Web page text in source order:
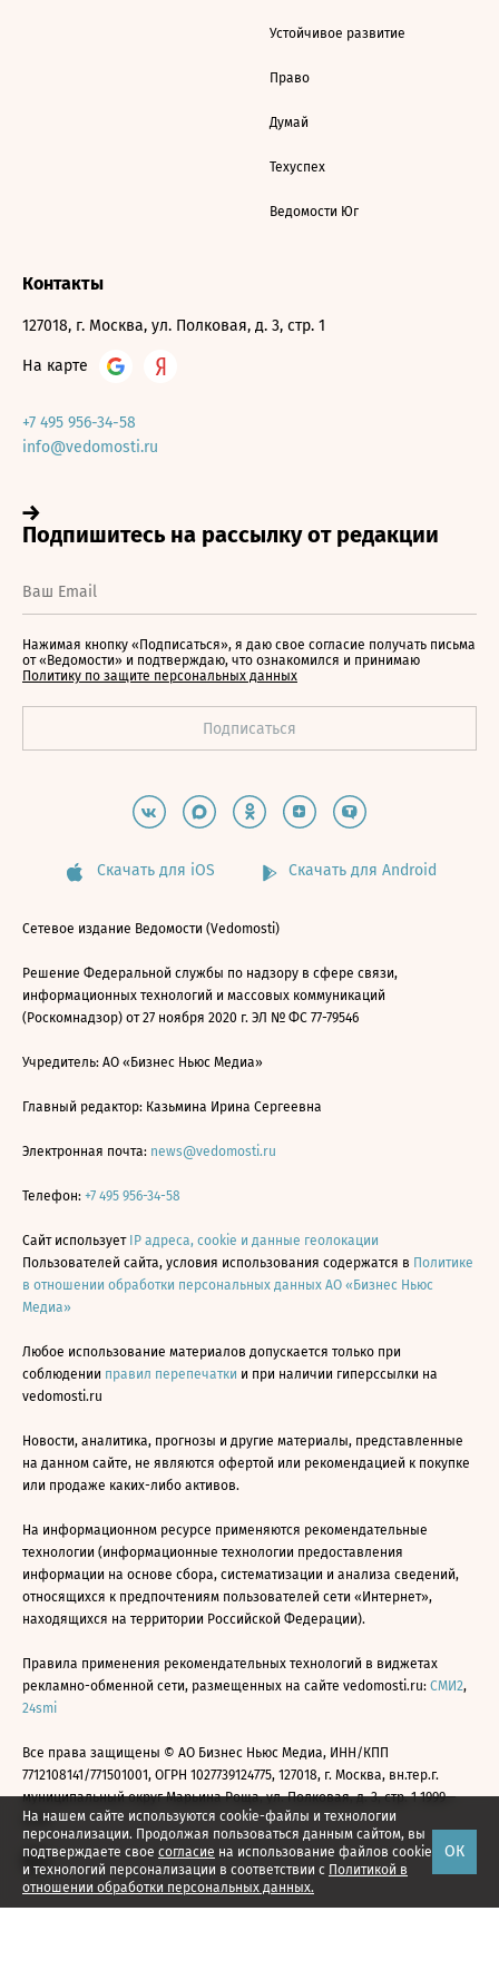
На нашем сайте используются cookie-файлы и технологии
персонализации. Продолжая пользоваться данным сайтом, вы
подтверждаете свое согласие на использование файлов cookie
и технологий персонализации в соответствии с Политикой в
отношении обработки персональных данных.
ОК
Устойчивое развитие
Право
Думай
Техуспех
Ведомости Юг
Контакты
127018, г. Москва, ул. Полковая, д. 3, стр. 1
На карте
+7 495 956-34-58
info@vedomosti.ru
Нажимая кнопку «Подписаться», я даю свое согласие получать письма
от «Ведомости» и подтверждаю, что ознакомился и принимаю
Политику по защите персональных данных
Скачать для iOS Скачать для Android
Сетевое издание Ведомости (Vedomosti)
Решение Федеральной службы по надзору в сфере связи,
информационных технологий и массовых коммуникаций
(Роскомнадзор) от 27 ноября 2020 г. ЭЛ № ФС 77-79546
Учредитель: АО «Бизнес Ньюс Медиа»
Главный редактор: Казьмина Ирина Сергеевна
Электронная почта: news@vedomosti.ru
Телефон: +7 495 956-34-58
Сайт использует IP адреса, cookie и данные геолокации
Пользователей сайта, условия использования содержатся в Политике
в отношении обработки персональных данных АО «Бизнес Ньюс
Медиа»
Любое использование материалов допускается только при
соблюдении правил перепечатки и при наличии гиперссылки на
vedomosti.ru
Новости, аналитика, прогнозы и другие материалы, представленные
на данном сайте, не являются офертой или рекомендацией к покупке
или продаже каких-либо активов.
На информационном ресурсе применяются рекомендательные
технологии (информационные технологии предоставления
информации на основе сбора, систематизации и анализа сведений,
относящихся к предпочтениям пользователей сети «Интернет»,
находящихся на территории Российской Федерации).
Правила применения рекомендательных технологий в виджетах
рекламно-обменной сети, размещенных на сайте vedomosti.ru: СМИ2,
24smi
Все права защищены © АО Бизнес Ньюс Медиа, ИНН/КПП
7712108141/771501001, ОГРН 1027739124775, 127018, г. Москва, вн.тер.г.
муниципальный округ Марьина Роща, ул. Полковая, д. 3, стр. 1 1999—
2026